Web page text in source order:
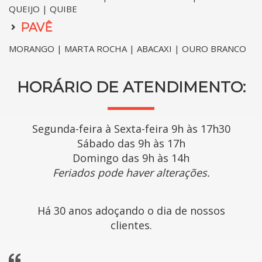
QUEIJO | QUIBE
PAVÊ
MORANGO | MARTA ROCHA | ABACAXI | OURO BRANCO
HORÁRIO DE ATENDIMENTO:
Segunda-feira à Sexta-feira 9h às 17h30
Sábado das 9h às 17h
Domingo das 9h às 14h
Feriados pode haver alterações.
Há 30 anos adoçando o dia de nossos
clientes.